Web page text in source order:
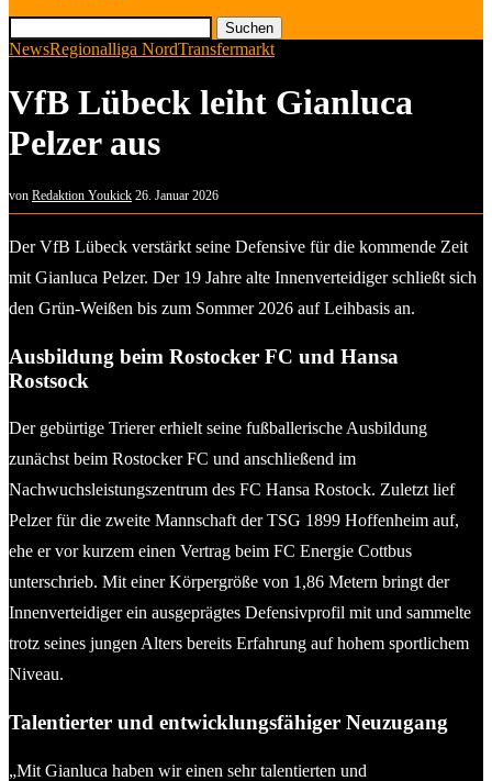
Suchen
NewsRegionalliga NordTransfermarkt
VfB Lübeck leiht Gianluca
Pelzer aus
von Redaktion Youkick 26. Januar 2026
Der VfB Lübeck verstärkt seine Defensive für die kommende Zeit
mit Gianluca Pelzer. Der 19 Jahre alte Innenverteidiger schließt sich
den Grün-Weißen bis zum Sommer 2026 auf Leihbasis an.
Ausbildung beim Rostocker FC und Hansa
Rostsock
Der gebürtige Trierer erhielt seine fußballerische Ausbildung
zunächst beim Rostocker FC und anschließend im
Nachwuchsleistungszentrum des FC Hansa Rostock. Zuletzt lief
Pelzer für die zweite Mannschaft der TSG 1899 Hoffenheim auf,
ehe er vor kurzem einen Vertrag beim FC Energie Cottbus
unterschrieb. Mit einer Körpergröße von 1,86 Metern bringt der
Innenverteidiger ein ausgeprägtes Defensivprofil mit und sammelte
trotz seines jungen Alters bereits Erfahrung auf hohem sportlichem
Niveau.
Talentierter und entwicklungsfähiger Neuzugang
„Mit Gianluca haben wir einen sehr talentierten und